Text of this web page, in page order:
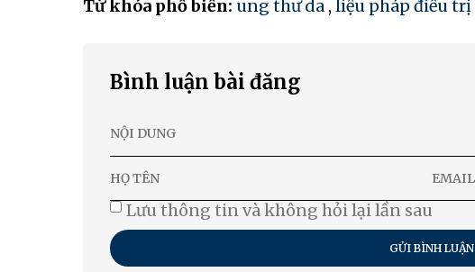
Từ khóa phổ biến: ung thư da , liệu pháp điều trị
Bình luận bài đăng
Lưu thông tin và không hỏi lại lần sau
GỬI BÌNH LUẬN